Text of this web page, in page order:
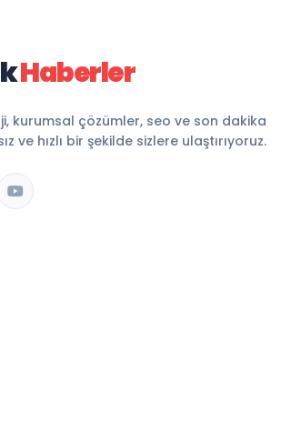
Haberler
kurumsal çözümler, seo ve son dakika
ve hızlı bir şekilde sizlere ulaştırıyoruz.